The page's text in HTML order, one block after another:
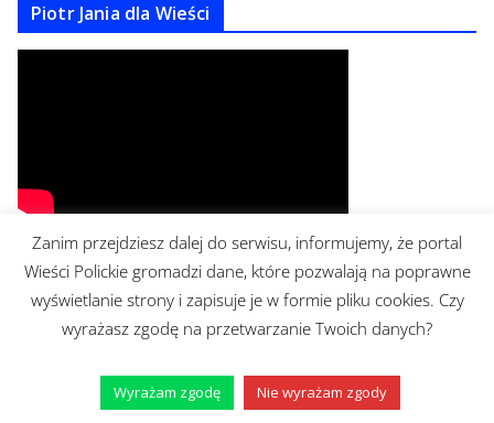
Piotr Jania dla Wieści
Brudziński o Policach
Zanim przejdziesz dalej do serwisu, informujemy, że portal
Wieści Polickie gromadzi dane, które pozwalają na poprawne
wyświetlanie strony i zapisuje je w formie pliku cookies. Czy
wyrażasz zgodę na przetwarzanie Twoich danych?
Wyrażam zgodę Nie wyrażam zgody